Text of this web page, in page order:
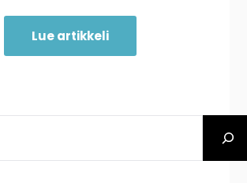
Lue artikkeli